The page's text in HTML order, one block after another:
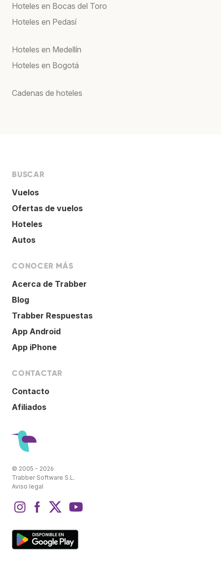
Hoteles en Bocas del Toro
Hoteles en Pedasí
Hoteles en Medellín
Hoteles en Bogotá
Cadenas de hoteles
BUSCAR
Vuelos
Ofertas de vuelos
Hoteles
Autos
CONOCER MÁS
Acerca de Trabber
Blog
Trabber Respuestas
App Android
App iPhone
CONTACTAR
Contacto
Afiliados
© 2005 - 2026
Trabber Software S.L.
Aviso legal